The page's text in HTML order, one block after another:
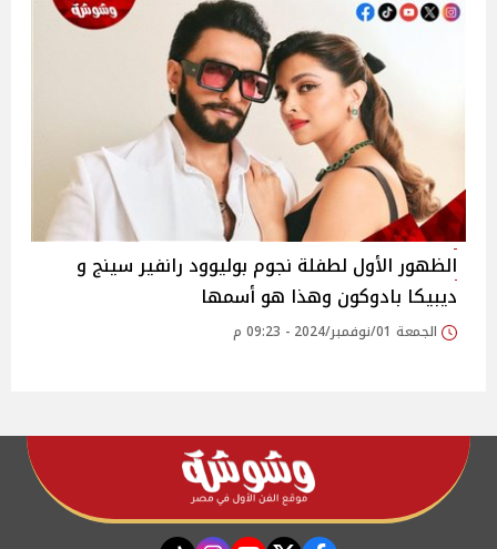
الظهور الأول لطفلة نجوم بوليوود رانفير سينج و
ديبيكا بادوكون وهذا هو أسمها
الجمعة 01/نوفمبر/2024 - 09:23 م